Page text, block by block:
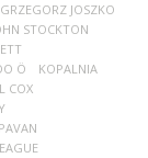
GRZEGORZ JOSZKO
STOCKTON
Ö
KOPALNIA
COX